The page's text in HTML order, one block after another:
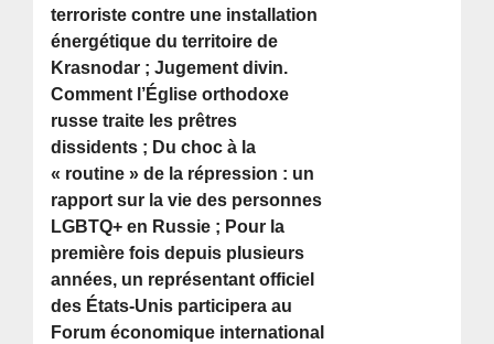
terroriste contre une installation
énergétique du territoire de
Krasnodar ; Jugement divin.
Comment l’Église orthodoxe
russe traite les prêtres
dissidents ; Du choc à la
« routine » de la répression : un
rapport sur la vie des personnes
LGBTQ+ en Russie ; Pour la
première fois depuis plusieurs
années, un représentant officiel
des États-Unis participera au
Forum économique international